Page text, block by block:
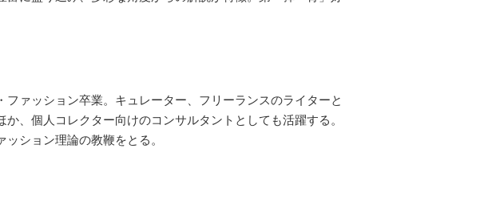
ァッション卒業。キュレーター、フリーランスのライターと
、個人コレクター向けのコンサルタントとしても活躍する。
ション理論の教鞭をとる。